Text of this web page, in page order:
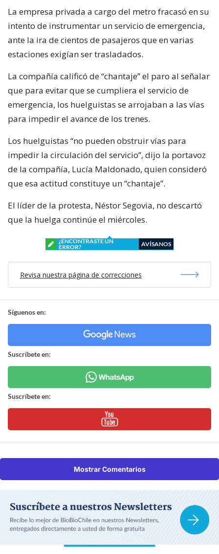
La empresa privada a cargo del metro fracasó en su
intento de instrumentar un servicio de emergencia,
ante la ira de cientos de pasajeros que en varias
estaciones exigían ser trasladados.
La compañía calificó de “chantaje” el paro al señalar
que para evitar que se cumpliera el servicio de
emergencia, los huelguistas se arrojaban a las vías
para impedir el avance de los trenes.
Los huelguistas “no pueden obstruir vías para
impedir la circulación del servicio”, dijo la portavoz
de la compañía, Lucía Maldonado, quien consideró
que esa actitud constituye un “chantaje”.
El líder de la protesta, Néstor Segovia, no descartó
que la huelga continúe el miércoles.
¿ENCONTRASTE UN
ERROR?
AVÍSANOS
Revisa nuestra página de correcciones
Síguenos en:
Suscríbete en:
Suscríbete en:
Mostrar Comentarios